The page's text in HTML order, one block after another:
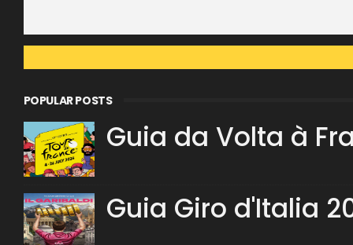
POPULAR POSTS
Guia da Volta à
Guia Giro d'Italia